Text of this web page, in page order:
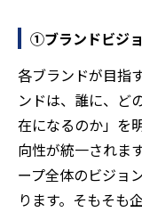
①ブランドビジ
各ブランドが目指
ンドは、誰に、ど
在になるのか」を
向性が統一されま
ープ全体のビジョ
ります。そもそも